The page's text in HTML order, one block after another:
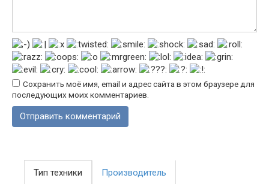
Сохранить моё имя, email и адрес сайта в этом браузере для
последующих моих комментариев.
Тип техники Производитель